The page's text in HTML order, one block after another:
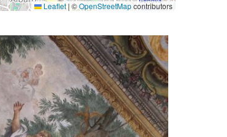
Leaflet |©OpenStreetMapcontributors